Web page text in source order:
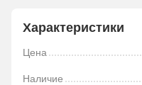
Характеристики
Цена
Наличие